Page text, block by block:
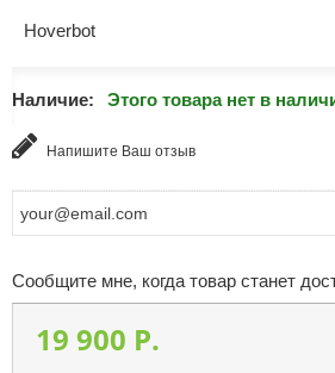
Hoverbot
Наличие: Этого товара нет в
Напишите Ваш отзыв
Сообщите мне, когда товар станет
19 900 P.